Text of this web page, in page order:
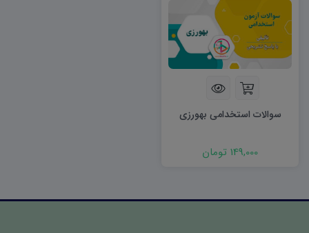
سوالات استخدامی بهورزی
149,000 تومان